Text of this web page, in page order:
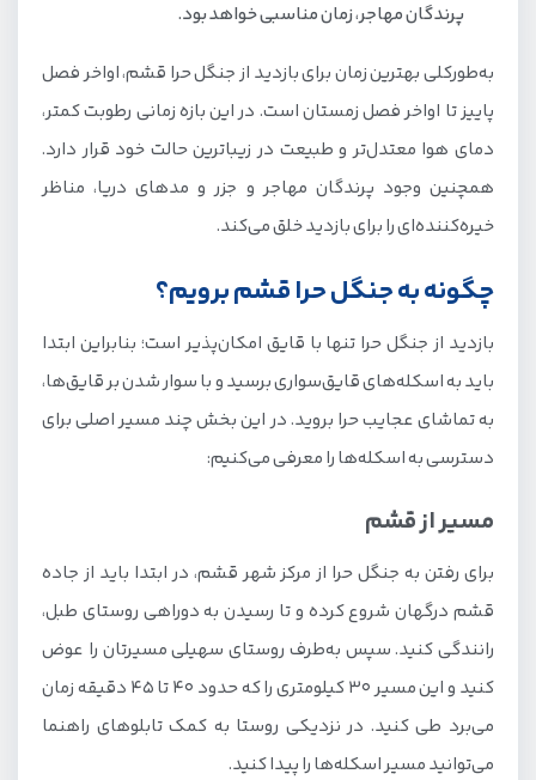
پرندگان مهاجر، زمان مناسبی خواهد بود.
به‌طورکلی بهترین زمان برای بازدید از جنگل حرا قشم، اواخر فصل
پاییز تا اواخر فصل زمستان است. در این بازه زمانی رطوبت کمتر،
دمای هوا معتدل‌تر و طبیعت در زیباترین حالت خود قرار دارد.
همچنین وجود پرندگان مهاجر و جزر و مدهای دریا، مناظر
خیره‌کننده‌ای را برای بازدید خلق می‌کند.
چگونه به جنگل حرا قشم برویم؟
بازدید از جنگل حرا تنها با قایق امکان‌پذیر است؛ بنابراین ابتدا
باید به اسکله‌های قایق‌سواری برسید و با سوار شدن بر قایق‌ها،
به تماشای عجایب حرا بروید. در این بخش چند مسیر اصلی برای
دسترسی به اسکله‌ها را معرفی می‌کنیم:
مسیر از قشم
برای رفتن به جنگل حرا از مرکز شهر قشم، در ابتدا باید از جاده
قشم درگهان شروع کرده و تا رسیدن به دوراهی روستای طبل،
رانندگی کنید. سپس به‌طرف روستای سهیلی مسیرتان را عوض
کنید و این مسیر ۳۰ کیلومتری را که حدود ۴۰ تا ۴۵ دقیقه زمان
می‌برد طی کنید. در نزدیکی روستا به کمک تابلوهای راهنما
می‌توانید مسیر اسکله‌ها را پیدا کنید.